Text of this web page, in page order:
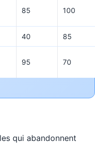
85 100
40 85
95 70
qui abandonnent